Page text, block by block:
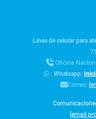
Línea de celular para
Oficina
:Whatsapp:
Correo:
[email